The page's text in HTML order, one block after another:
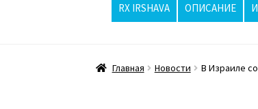
RX IRSHAVA ОПИСАНИЕ
Жара бьёт рекорды,
Главная Новости В Израиле